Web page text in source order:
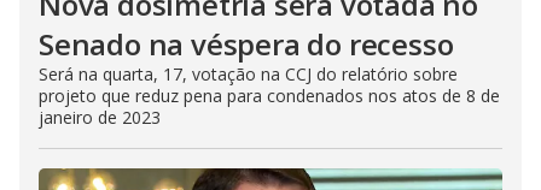
Senado na véspera do recesso
Será na quarta, 17, votação na CCJ do relatório sobre
projeto que reduz pena para condenados nos atos de 8 de
janeiro de 2023